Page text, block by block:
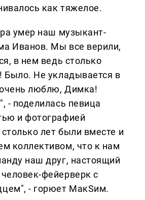
как тяжелое.
умер наш музыкант-
Иванов. Мы все верили,
в нем ведь столько
Было. Не укладывается в
очень люблю, Димка!
- поделилась певица
и фотографией
лет были вместе и
коллективом, что к нам
наш друг, настоящий
фейерверк с
- горюет МакSим.